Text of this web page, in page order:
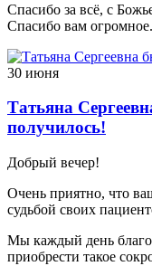
Спасибо за всё, с
Спасибо вам огромное.
30 июня
Татьяна
получилось!
Добрый вечер!
Очень приятно, что
судьбой своих
Мы каждый день
приобрести такое